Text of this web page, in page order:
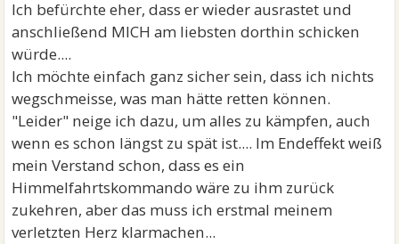
Ich befürchte eher, dass er wieder ausrastet und
anschließend MICH am liebsten dorthin schicken
würde....
Ich möchte einfach ganz sicher sein, dass ich nichts
wegschmeisse, was man hätte retten können.
"Leider" neige ich dazu, um alles zu kämpfen, auch
wenn es schon längst zu spät ist.... Im Endeffekt weiß
mein Verstand schon, dass es ein
Himmelfahrtskommando wäre zu ihm zurück
zukehren, aber das muss ich erstmal meinem
verletzten Herz klarmachen...